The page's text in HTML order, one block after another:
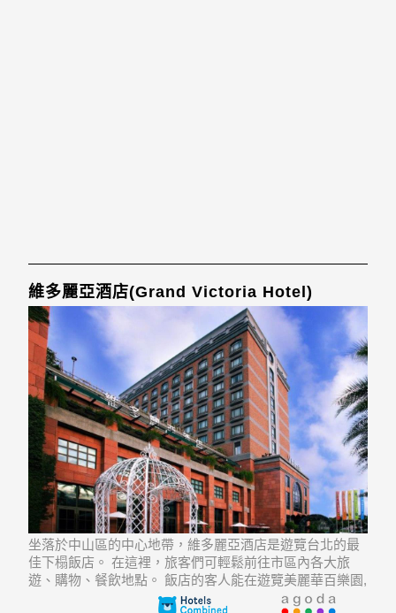
維多麗亞酒店(Grand Victoria Hotel)
坐落於中山區的中心地帶，維多麗亞酒店是遊覽台北的最
佳下榻飯店。 在這裡，旅客們可輕鬆前往市區內各大旅
遊、購物、餐飲地點。 飯店的客人能在遊覽美麗華百樂園,
美麗華購物中心, 美麗華摩天輪等經典景點中愉悅身心。